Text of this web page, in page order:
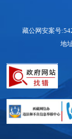
藏公网安案号
地